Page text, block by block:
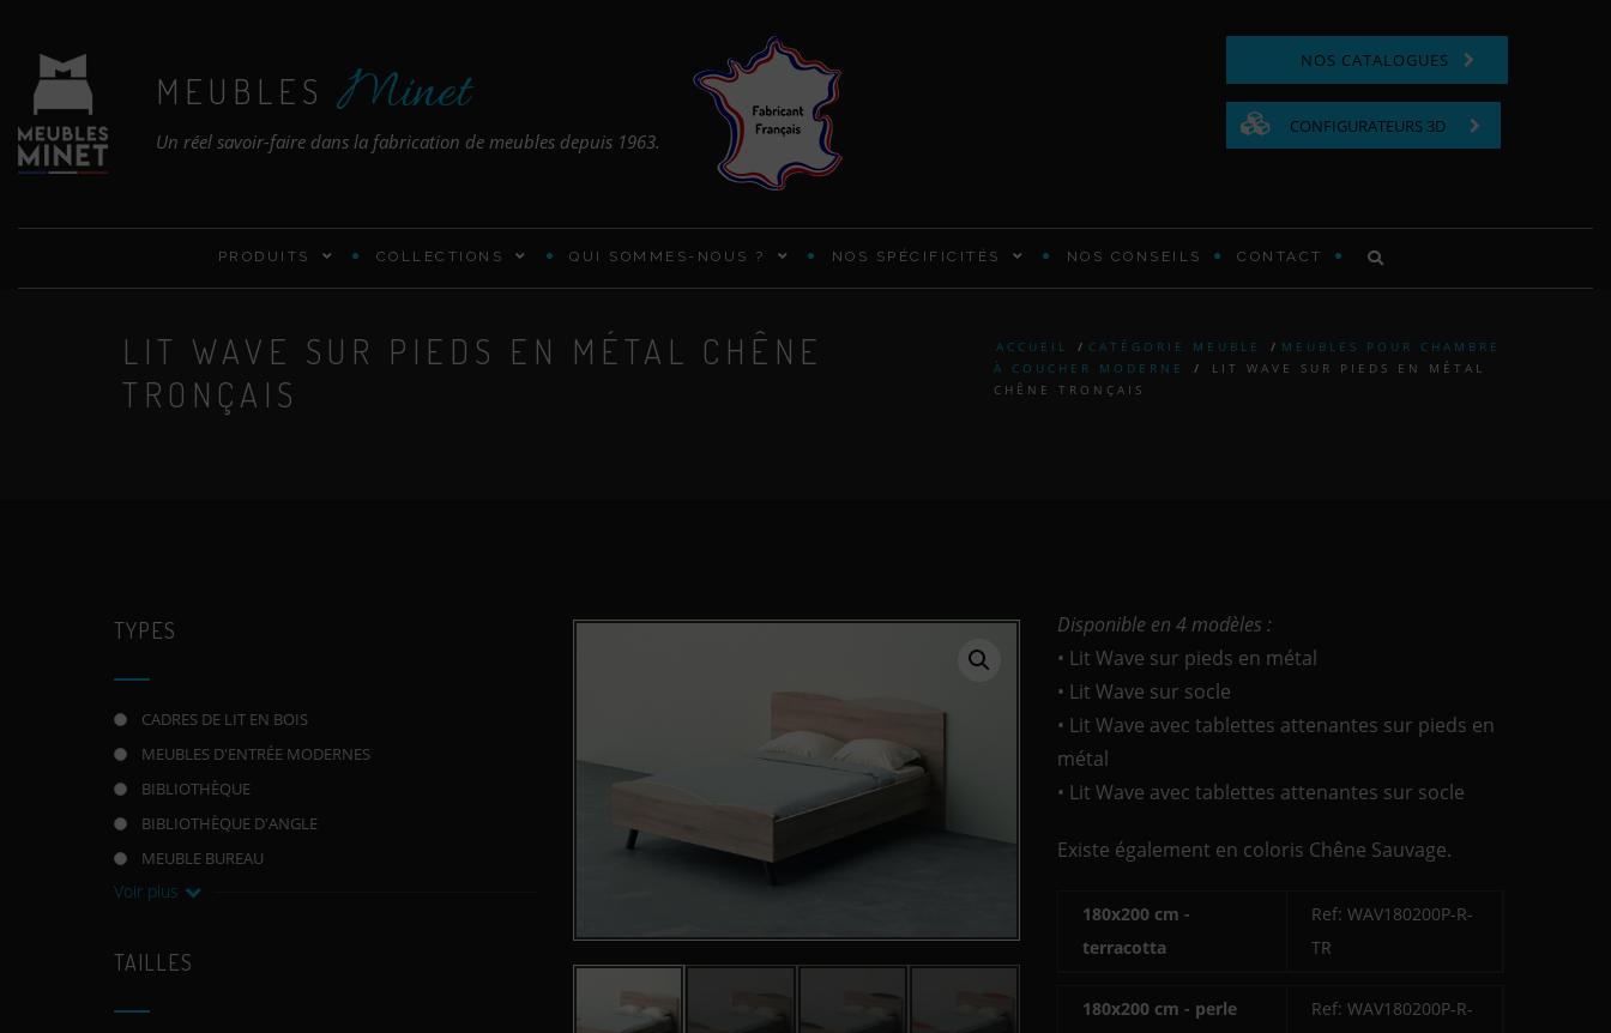
MEUBLES Minet
Un réel savoir-faire dans la fabrication de meubles depuis 1963.
NOS CATALOGUES
CONFIGURATEURS 3D
PRODUITS
ARMOIRES ET PENDERIES
LIT EN BOIS
COLLECTIONS QUI SOMMES-NOUS ? NOS SPÉCIFICITÉS NOS CONSEILS CONTACT
LIT WAVE SUR PIEDS EN MÉTAL CHÊNE
TRONÇAIS
ACCUEIL / CATÉGORIE MEUBLE / MEUBLES POUR CHAMBRE
À COUCHER MODERNE
/
LIT WAVE SUR PIEDS EN MÉTAL
CHÊNE TRONÇAIS
TYPES
CADRES DE LIT EN BOIS
MEUBLES D'ENTRÉE MODERNES
BIBLIOTHÈQUE
BIBLIOTHÈQUE D'ANGLE
MEUBLE BUREAU
Voir plus
TAILLES
Disponible en 4 modèles :
• Lit Wave sur pieds en métal
• Lit Wave sur socle
• Lit Wave avec tablettes attenantes sur pieds en
métal
• Lit Wave avec tablettes attenantes sur socle
Existe également en coloris Chêne Sauvage.
180x200 cm -
terracotta
Ref: WAV180200P-R-
TR
180x200 cm - perle
Ref: WAV180200P-R-